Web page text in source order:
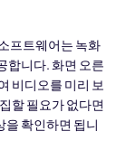
프트웨어는 녹화
합니다. 화면 오른
비디오를 미리 보
할 필요가 없다면
을 확인하면 됩니